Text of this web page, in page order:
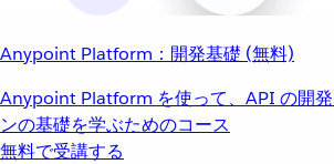
Anypoint Platform：開発基礎 (無料)
Anypoint Platform を使って、API の開発
ンの基礎を学ぶためのコース
無料で受講する